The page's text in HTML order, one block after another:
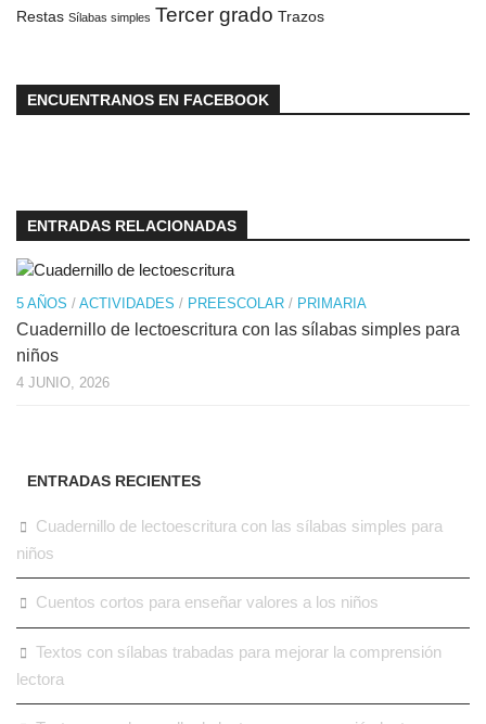
Restas Sílabas simples Tercer grado Trazos
ENCUENTRANOS EN FACEBOOK
ENTRADAS RELACIONADAS
5 AÑOS / ACTIVIDADES / PREESCOLAR / PRIMARIA
Cuadernillo de lectoescritura con las sílabas simples para
niños
4 JUNIO, 2026
ENTRADAS RECIENTES
Cuadernillo de lectoescritura con las sílabas simples para
niños
Cuentos cortos para enseñar valores a los niños
Textos con sílabas trabadas para mejorar la comprensión
lectora